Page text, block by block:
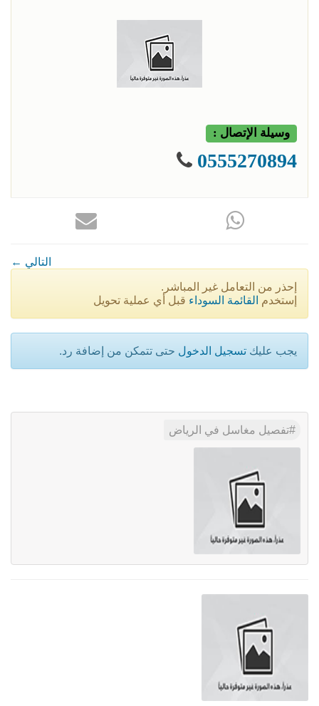
وسيلة الإتصال :
0555270894
← التالي
إحذر من التعامل غير المباشر.
إستخدم القائمة السوداء قبل أي عملية تحويل
يجب عليك تسجيل الدخول حتى تتمكن من إضافة رد.
تفصيل مغاسل في الرياض